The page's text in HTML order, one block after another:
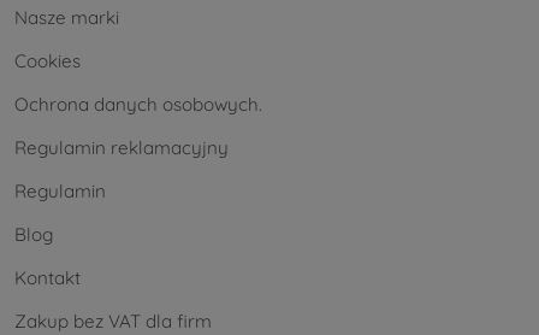
Nasze marki
Cookies
Ochrona danych osobowych.
Regulamin reklamacyjny
Regulamin
Blog
Kontakt
Zakup bez VAT dla firm